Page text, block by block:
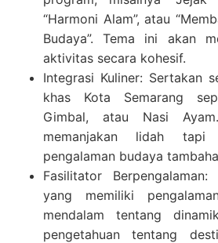
“Harmoni Alam”, atau
Budaya”. Tema ini akan
aktivitas secara kohesif.
Integrasi Kuliner: Sertakan
khas Kota Semarang
Gimbal, atau Nasi
memanjakan lidah tapi
pengalaman budaya
Fasilitator
yang memiliki
mendalam tentang
pengetahuan tentang